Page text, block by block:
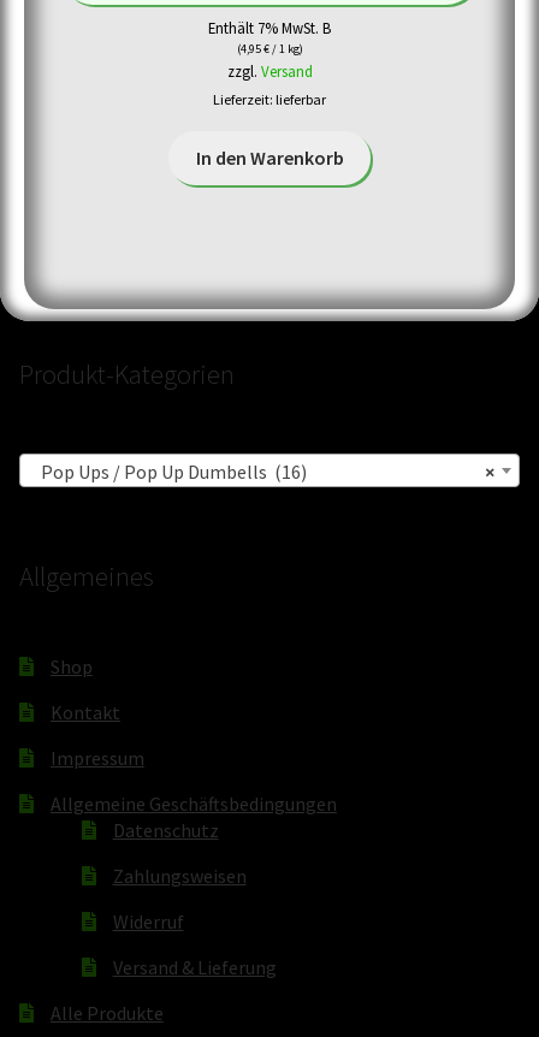
Enthält 7% MwSt. B
(4,95€/ 1 kg)
zzgl. Versand
Lieferzeit: lieferbar
In den Warenkorb
Produkt-Kategorien
×
Pop Ups / Pop Up Dumbells (16)
Allgemeines
Shop
Kontakt
Impressum
Allgemeine Geschäftsbedingungen
Datenschutz
Zahlungsweisen
Widerruf
Versand & Lieferung
Alle Produkte